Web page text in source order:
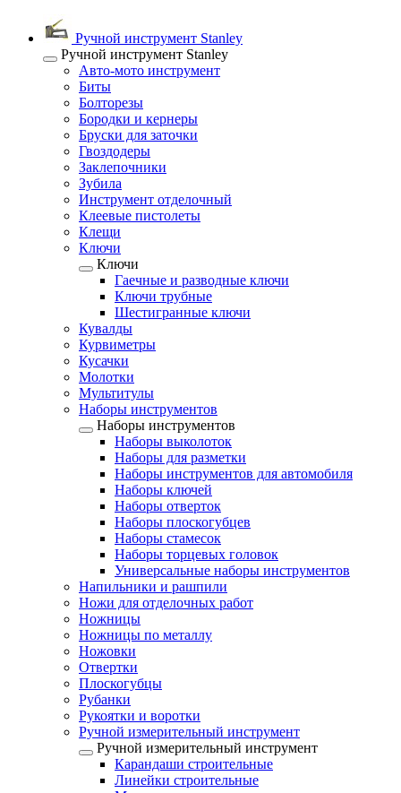
Ручной инструмент Stanley
Ручной инструмент Stanley
Авто-мото инструмент
Биты
Болторезы
Бородки и кернеры
Бруски для заточки
Гвоздодеры
Заклепочники
Зубила
Инструмент отделочный
Клеевые пистолеты
Клещи
Ключи
Ключи
Гаечные и разводные ключи
Ключи трубные
Шестигранные ключи
Кувалды
Курвиметры
Кусачки
Молотки
Мультитулы
Наборы инструментов
Наборы инструментов
Наборы выколоток
Наборы для разметки
Наборы инструментов для автомобиля
Наборы ключей
Наборы отверток
Наборы плоскогубцев
Наборы стамесок
Наборы торцевых головок
Универсальные наборы инструментов
Напильники и рашпили
Ножи для отделочных работ
Ножницы
Ножницы по металлу
Ножовки
Отвертки
Плоскогубцы
Рубанки
Рукоятки и воротки
Ручной измерительный инструмент
Ручной измерительный инструмент
Карандаши строительные
Линейки строительные